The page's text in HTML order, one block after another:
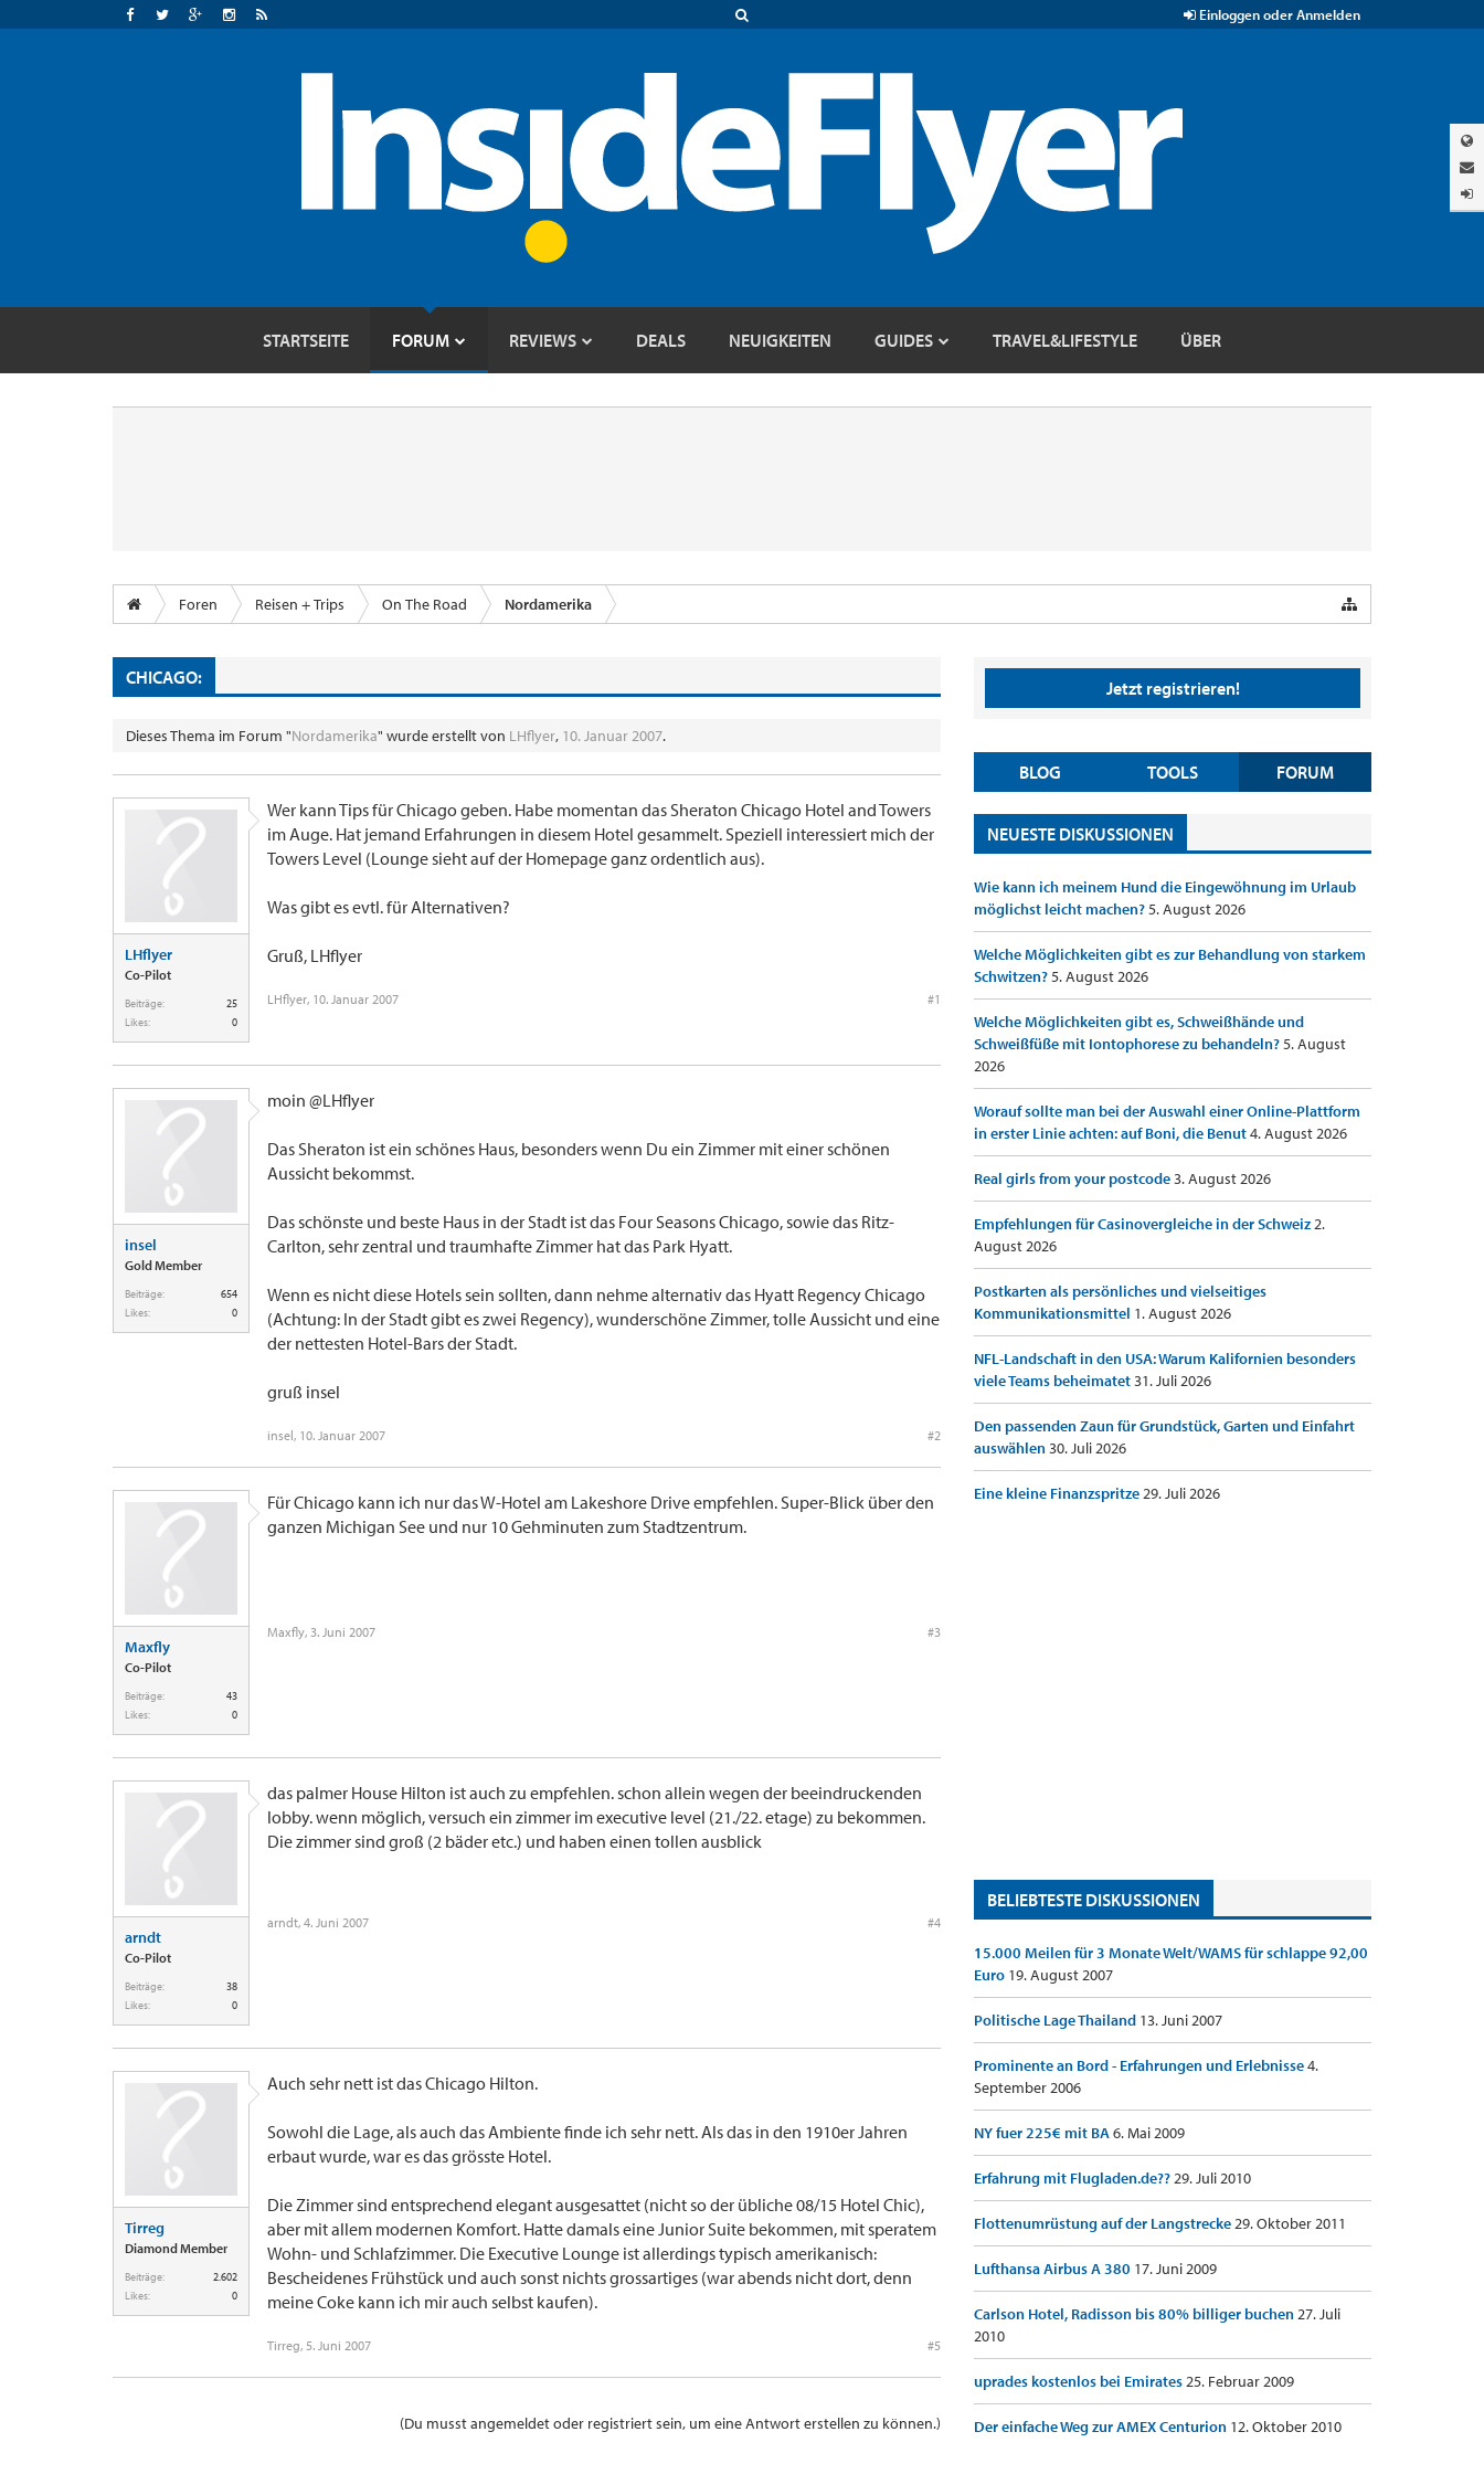
Einloggen oder Anmelden
STARTSEITE FORUM REVIEWS DEALS NEUIGKEITEN GUIDES TRAVEL&LIFESTYLE ÜBER
Foren Reisen + Trips On The Road Nordamerika
CHICAGO:
Dieses Thema im Forum "Nordamerika" wurde erstellt von LHflyer, 10. Januar 2007.
LHflyer
Co-Pilot
Beiträge:
25
Likes:
0
Wer kann Tips für Chicago geben. Habe momentan das Sheraton Chicago Hotel and Towers
im Auge. Hat jemand Erfahrungen in diesem Hotel gesammelt. Speziell interessiert mich der
Towers Level (Lounge sieht auf der Homepage ganz ordentlich aus).
Was gibt es evtl. für Alternativen?
Gruß, LHflyer
LHflyer, 10. Januar 2007 #1
insel
Gold Member
Beiträge:
654
Likes:
0
moin @LHflyer
Das Sheraton ist ein schönes Haus, besonders wenn Du ein Zimmer mit einer schönen
Aussicht bekommst.
Das schönste und beste Haus in der Stadt ist das Four Seasons Chicago, sowie das Ritz-
Carlton, sehr zentral und traumhafte Zimmer hat das Park Hyatt.
Wenn es nicht diese Hotels sein sollten, dann nehme alternativ das Hyatt Regency Chicago
(Achtung: In der Stadt gibt es zwei Regency), wunderschöne Zimmer, tolle Aussicht und eine
der nettesten Hotel-Bars der Stadt.
gruß insel
insel, 10. Januar 2007 #2
Maxfly
Co-Pilot
Beiträge:
43
Likes:
0
Für Chicago kann ich nur das W-Hotel am Lakeshore Drive empfehlen. Super-Blick über den
ganzen Michigan See und nur 10 Gehminuten zum Stadtzentrum.
Maxfly, 3. Juni 2007 #3
arndt
Co-Pilot
Beiträge:
38
Likes:
0
das palmer House Hilton ist auch zu empfehlen. schon allein wegen der beeindruckenden
lobby. wenn möglich, versuch ein zimmer im executive level (21./22. etage) zu bekommen.
Die zimmer sind groß (2 bäder etc.) und haben einen tollen ausblick
arndt, 4. Juni 2007 #4
Tirreg
Diamond Member
Beiträge:
2.602
Likes:
0
Auch sehr nett ist das Chicago Hilton.
Sowohl die Lage, als auch das Ambiente finde ich sehr nett. Als das in den 1910er Jahren
erbaut wurde, war es das grösste Hotel.
Die Zimmer sind entsprechend elegant ausgesattet (nicht so der übliche 08/15 Hotel Chic),
aber mit allem modernen Komfort. Hatte damals eine Junior Suite bekommen, mit speratem
Wohn- und Schlafzimmer. Die Executive Lounge ist allerdings typisch amerikanisch:
Bescheidenes Frühstück und auch sonst nichts grossartiges (war abends nicht dort, denn
meine Coke kann ich mir auch selbst kaufen).
Tirreg, 5. Juni 2007 #5
(Du musst angemeldet oder registriert sein, um eine Antwort erstellen zu können.)
Jetzt registrieren!
BLOG TOOLS FORUM
NEUESTE DISKUSSIONEN
Wie kann ich meinem Hund die Eingewöhnung im Urlaub
möglichst leicht machen?5. August 2026
Welche Möglichkeiten gibt es zur Behandlung von starkem
Schwitzen?5. August 2026
Welche Möglichkeiten gibt es, Schweißhände und
Schweißfüße mit Iontophorese zu behandeln?5. August
2026
Worauf sollte man bei der Auswahl einer Online-Plattform
in erster Linie achten: auf Boni, die Benut4. August 2026
Real girls from your postcode3. August 2026
Empfehlungen für Casinovergleiche in der Schweiz2.
August 2026
Postkarten als persönliches und vielseitiges
Kommunikationsmittel 1. August 2026
NFL-Landschaft in den USA: Warum Kalifornien besonders
viele Teams beheimatet31. Juli 2026
Den passenden Zaun für Grundstück, Garten und Einfahrt
auswählen30. Juli 2026
Eine kleine Finanzspritze29. Juli 2026
BELIEBTESTE DISKUSSIONEN
15.000 Meilen für 3 Monate Welt/WAMS für schlappe 92,00
Euro 19. August 2007
Politische Lage Thailand 13. Juni 2007
Prominente an Bord - Erfahrungen und Erlebnisse4.
September 2006
NY fuer 225€ mit BA6. Mai 2009
Erfahrung mit Flugladen.de??29. Juli 2010
Flottenumrüstung auf der Langstrecke29. Oktober 2011
Lufthansa Airbus A 380 17. Juni 2009
Carlson Hotel, Radisson bis 80% billiger buchen27. Juli
2010
uprades kostenlos bei Emirates25. Februar 2009
Der einfache Weg zur AMEX Centurion 12. Oktober 2010